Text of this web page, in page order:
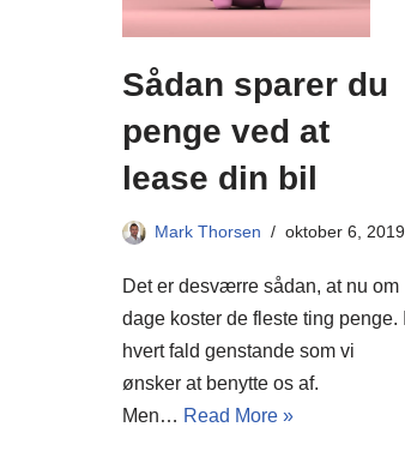
Sådan sparer du
penge ved at
lease din bil
Mark Thorsen oktober 6, 2019
Det er desværre sådan, at nu om
dage koster de fleste ting penge. I
hvert fald genstande som vi
ønsker at benytte os af.
Men… Read More »